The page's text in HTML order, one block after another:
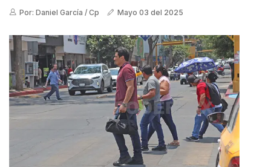
Por: Daniel García / Cp Mayo 03 del 2025